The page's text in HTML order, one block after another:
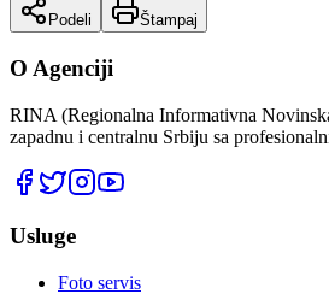
Podeli Štampaj
O Agenciji
RINA (Regionalna Informativna
zapadnu i centralnu Srbiju sa
Usluge
Foto servis